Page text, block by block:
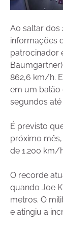
Ao saltar dos
informações
patrocinador
862,6 km/h.
em um balão
segundos
É previsto
próximo
de 1.200 km/
O recorde
quando Joe
metros. O
e atingiu a